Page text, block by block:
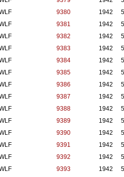
9380 1942
9381 1942
9382 1942
9383 1942
9384 1942
9385 1942
9386 1942
9387 1942
9388 1942
9389 1942
9390 1942
9391 1942
9392 1942
9393 1942